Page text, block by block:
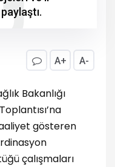
A+ A-
Bakanlığı
gösteren
çalışmaları